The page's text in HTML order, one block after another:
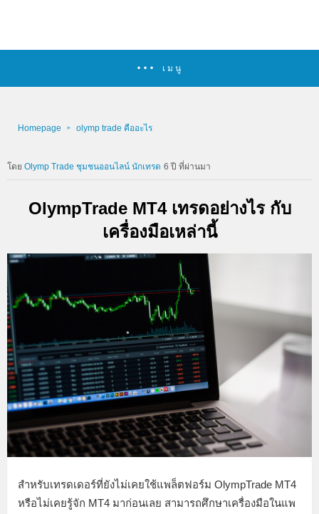
เมนู
Homepage olymp trade คืออะไร
Olymp Trade ชุมชนออนไลน์ นักเทรด 6 ปี ที่ผ่านมา
OlympTrade MT4 เทรดอย่างไร กับ
เครื่องมือเหล่านี้
สำหรับเทรดเดอร์ที่ยังไม่เคยใช้แพล็ตฟอร์ม OlympTrade MT4
หรือไม่เคยรู้จัก MT4 มาก่อนเลย สามารถศึกษาเครื่องมือในแพ